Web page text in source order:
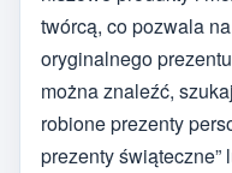
twórcą, co pozwala
oryginalnego
można znaleźć,
robione prezenty
prezenty świąteczne”